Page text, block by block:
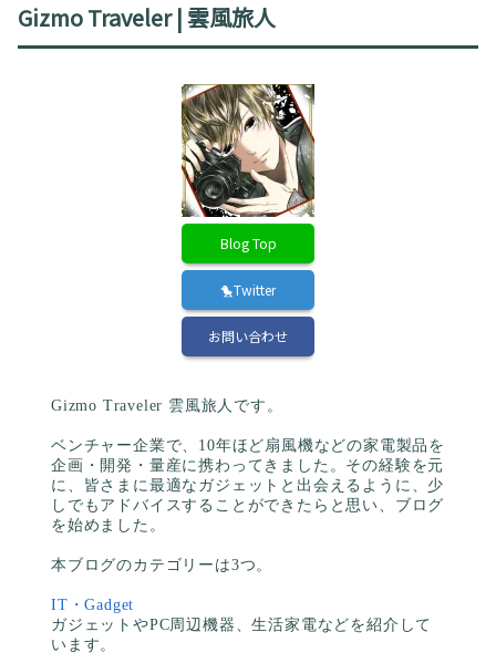
Gizmo Traveler | 雲風旅人
Blog Top
🐤Twitter
お問い合わせ
Gizmo Traveler 雲風旅人です。
ベンチャー企業で、10年ほど扇風機などの家電製品を
企画・開発・量産に携わってきました。その経験を元
に、皆さまに最適なガジェットと出会えるように、少
しでもアドバイスすることができたらと思い、ブログ
を始めました。
本ブログのカテゴリーは3つ。
IT・Gadget
ガジェットやPC周辺機器、生活家電などを紹介して
います。